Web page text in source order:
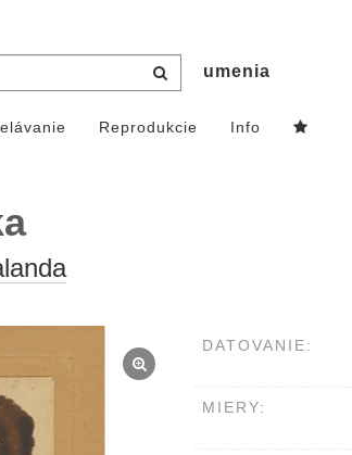
umenia
Reprodukcie Info
DATOVANIE:
MIERY: